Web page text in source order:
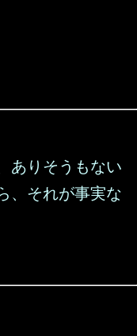
ありそうもない
、それが事実な